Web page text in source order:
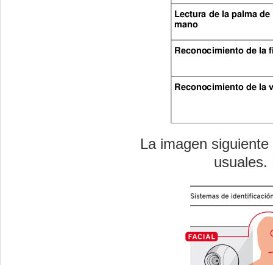
La imagen